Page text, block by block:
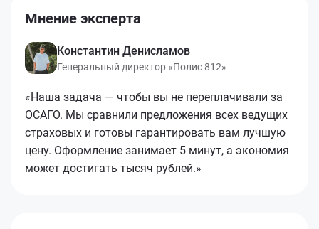
Мнение эксперта
Константин Денисламов
Генеральный директор «Полис 812»
«Наша задача — чтобы вы не переплачивали за
ОСАГО. Мы сравнили предложения всех ведущих
страховых и готовы гарантировать вам лучшую
цену. Оформление занимает 5 минут, а экономия
может достигать тысяч рублей.»